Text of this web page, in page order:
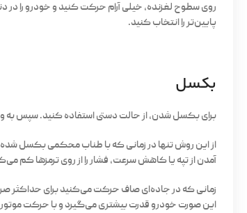
روی سطوح لغزنده، خیلی آرام حرکت کنید و خودرو را در
پایین‌تر را انتخاب کنید.
بکسل
برای بکسل شدن، از حالت دستی استفاده کنید. سپس به
از این روش تنها در زمانی که با طناب محکمی بکسل
آمدن از تپه یا کاهش سرعت، فشار را از روی ترمزها کم
زمانی که در جاده‌ای صاف حرکت می‌کنید برای حداکثر
این صورت خودرو قدرت بیشتری می‌گیرد و با حرکت موتور